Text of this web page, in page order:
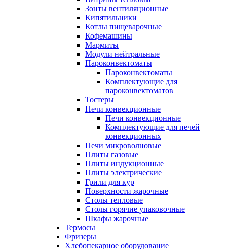
Зонты вентиляционные
Кипятильники
Котлы пищеварочные
Кофемашины
Мармиты
Модули нейтральные
Пароконвектоматы
Пароконвектоматы
Комплектующие для
пароконвектоматов
Тостеры
Печи конвекционные
Печи конвекционные
Комплектующие для печей
конвекционных
Печи микроволновые
Плиты газовые
Плиты индукционные
Плиты электрические
Грили для кур
Поверхности жарочные
Столы тепловые
Столы горячие упаковочные
Шкафы жарочные
Термосы
Фризеры
Хлебопекарное оборудование